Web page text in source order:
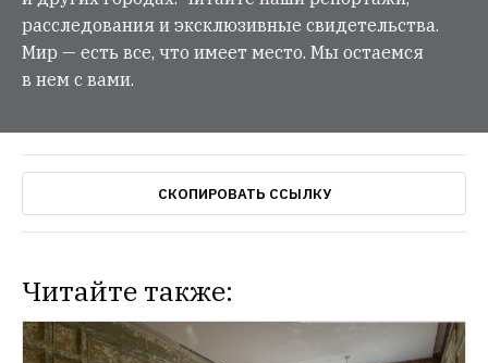
расследования и эксклюзивные свидетельства.
Мир — есть все, что имеет место. Мы остаемся
в нем с вами.
СКОПИРОВАТЬ ССЫЛКУ
Читайте также: